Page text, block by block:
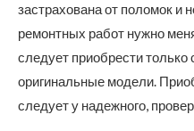
застрахована от поломок и
ремонтных работ нужно
следует приобрести
оригинальные модели.
следует у надежного,